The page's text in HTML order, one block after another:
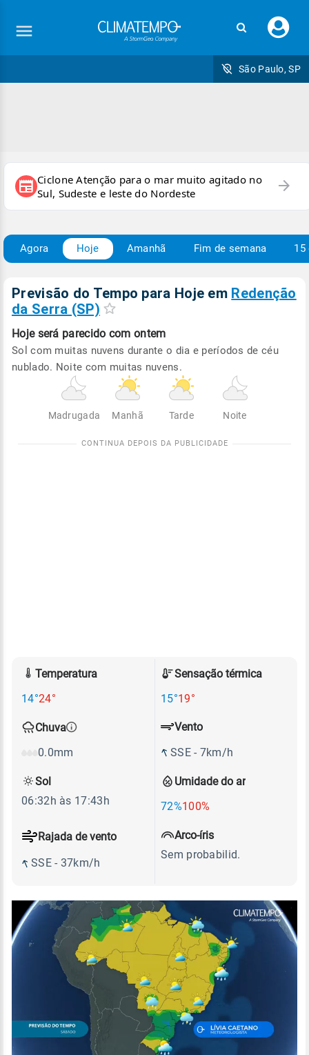
seu
São Paulo, SP
newspaper Ciclone Atenção para o mar muito agitado no
Sul, Sudeste e leste do Nordeste
arrow_forward
Agora Hoje Amanhã Fim de semana 15
Previsão do Tempo para Hoje em Redenção
da Serra (SP)
Hoje será parecido com ontem
Sol com muitas nuvens durante o dia e períodos de céu
nublado. Noite com muitas nuvens.
Madrugada Manhã Tarde Noite
Temperatura
14°24°
Sensação térmica
15°19°
Chuva
0.0mm
Umidade do ar
72%100%
Vento
SSE - 7km/h
Rajada de vento
SSE - 37km/h
Sol
06:32h às 17:43h
Arco-íris
Sem probabilid.